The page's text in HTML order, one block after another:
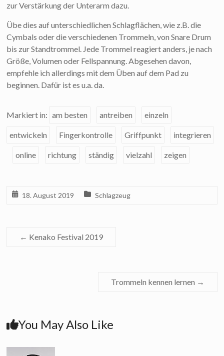
zur Verstärkung der Unterarm dazu.
Übe dies auf unterschiedlichen Schlagflächen, wie z.B. die
Cymbals oder die verschiedenen Trommeln, von Snare Drum
bis zur Standtrommel. Jede Trommel reagiert anders, je nach
Größe, Volumen oder Fellspannung. Abgesehen davon,
empfehle ich allerdings mit dem Üben auf dem Pad zu
beginnen. Dafür ist es u.a. da.
Markiert in: am besten antreiben einzeln
entwickeln Fingerkontrolle Griffpunkt integrieren
online richtung ständig vielzahl zeigen
18. August 2019 Schlagzeug
← Kenako Festival 2019
Trommeln kennen lernen →
You May Also Like